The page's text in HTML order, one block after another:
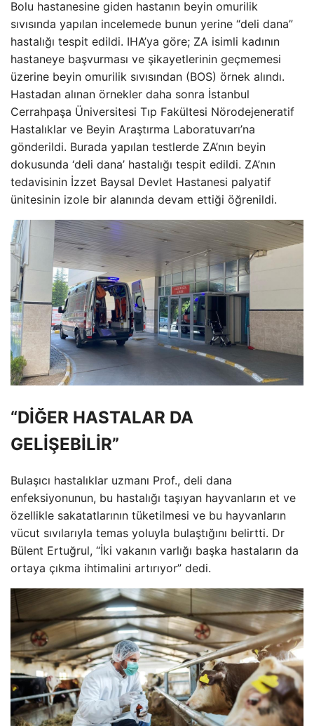
Bolu hastanesine giden hastanın beyin omurilik
sıvısında yapılan incelemede bunun yerine “deli dana”
hastalığı tespit edildi. IHA’ya göre; ZA isimli kadının
hastaneye başvurması ve şikayetlerinin geçmemesi
üzerine beyin omurilik sıvısından (BOS) örnek alındı.
Hastadan alınan örnekler daha sonra İstanbul
Cerrahpaşa Üniversitesi Tıp Fakültesi Nörodejeneratif
Hastalıklar ve Beyin Araştırma Laboratuvarı’na
gönderildi. Burada yapılan testlerde ZA’nın beyin
dokusunda ‘deli dana’ hastalığı tespit edildi. ZA’nın
tedavisinin İzzet Baysal Devlet Hastanesi palyatif
ünitesinin izole bir alanında devam ettiği öğrenildi.
“DİĞER HASTALAR DA
GELİŞEBİLİR”
Bulaşıcı hastalıklar uzmanı Prof., deli dana
enfeksiyonunun, bu hastalığı taşıyan hayvanların et ve
özellikle sakatatlarının tüketilmesi ve bu hayvanların
vücut sıvılarıyla temas yoluyla bulaştığını belirtti. Dr
Bülent Ertuğrul, “İki vakanın varlığı başka hastaların da
ortaya çıkma ihtimalini artırıyor” dedi.